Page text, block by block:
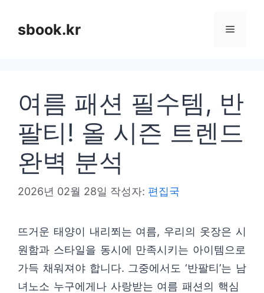
sbook.kr 메
여름 패션 필수템, 반
팔티! 올 시즌 트렌드
완벽 분석
2026년 02월 28일 작성자: 편집국
뜨거운 태양이 내리쬐는 여름, 우리의 옷장은 시
원함과 스타일을 동시에 만족시키는 아이템으로
가득 채워져야 합니다. 그중에서도 ‘반팔티’는 남
녀노소 누구에게나 사랑받는 여름 패션의 핵심